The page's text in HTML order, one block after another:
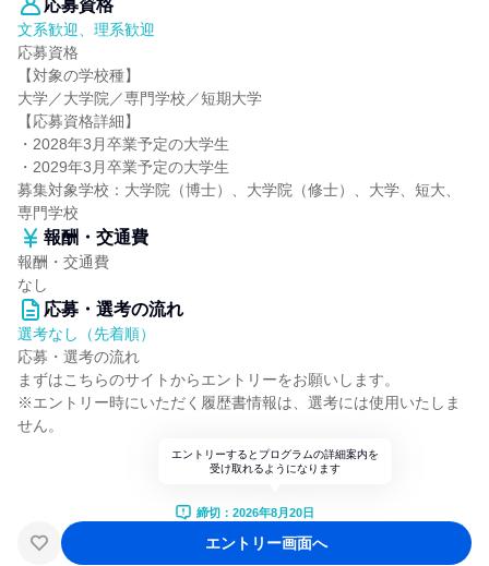
応募資格
文系歓迎、理系歓迎
応募資格
【対象の学校種】
大学／大学院／専門学校／短期大学
【応募資格詳細】
・2028年3月卒業予定の大学生
・2029年3月卒業予定の大学生
募集対象学校：大学院（博士）、大学院（修士）、大学、短大、
専門学校
報酬・交通費
報酬・交通費
なし
応募・選考の流れ
選考なし（先着順）
応募・選考の流れ
まずはこちらのサイトからエントリーをお願いします。
※エントリー時にいただく履歴書情報は、選考には使用いたしま
せん。
エントリーするとプログラムの詳細案内を
受け取れるようになります
締切：2026年8月20日
エントリー画面へ